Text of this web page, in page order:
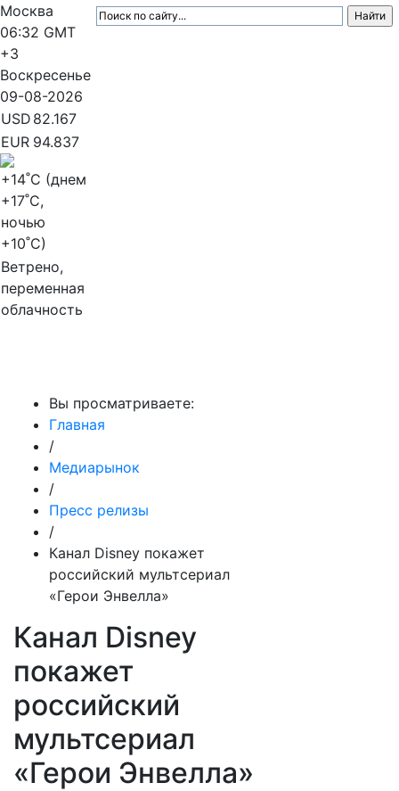
Москва
06:32 GMT
+3
Воскресенье
09-08-2026
USD 82.167
EUR 94.837
+14˚C (днем
+17˚C,
ночью
+10˚C)
Ветрено,
переменная
облачность
Вы просматриваете:
Главная
/
Медиарынок
/
Пресс релизы
/
Канал Disney покажет
российский мультсериал
«Герои Энвелла»
Канал Disney
покажет
российский
мультсериал
«Герои Энвелла»